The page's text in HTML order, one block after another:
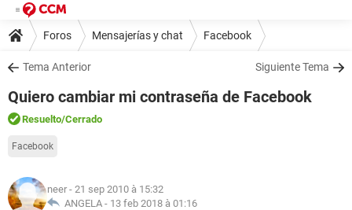
Foros Mensajerías y chat Facebook
Tema Anterior Siguiente Tema
Quiero cambiar mi contraseña de Facebook
Resuelto/Cerrado
Facebook
neer - 21 sep 2010 à 15:32
ANGELA - 13 feb 2018 à 01:16